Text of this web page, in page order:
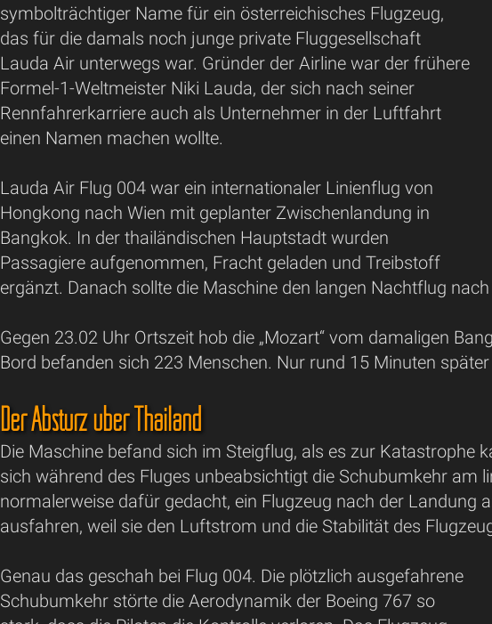
symbolträchtiger Name für ein österreichisches Flugzeug,
das für die damals noch junge private Fluggesellschaft
Lauda Air unterwegs war. Gründer der Airline war der frühere
Formel-1-Weltmeister Niki Lauda, der sich nach seiner
Rennfahrerkarriere auch als Unternehmer in der Luftfahrt
einen Namen machen wollte.
Lauda Air Flug 004 war ein internationaler Linienflug von
Hongkong nach Wien mit geplanter Zwischenlandung in
Bangkok. In der thailändischen Hauptstadt wurden
Passagiere aufgenommen, Fracht geladen und Treibstoff
ergänzt. Danach sollte die Maschine den langen Nachtflug
Gegen 23.02 Uhr Ortszeit hob die „Mozart“ vom damaligen
Bord befanden sich 223 Menschen. Nur rund 15 Minuten
Der Absturz über Thailand
Die Maschine befand sich im Steigflug, als es zur Katastrophe
sich während des Fluges unbeabsichtigt die Schubumkehr am
normalerweise dafür gedacht, ein Flugzeug nach der Landung
ausfahren, weil sie den Luftstrom und die Stabilität des
Genau das geschah bei Flug 004. Die plötzlich ausgefahrene
Schubumkehr störte die Aerodynamik der Boeing 767 so